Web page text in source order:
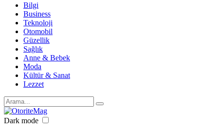
Bilgi
Business
Teknoloji
Otomobil
Güzellik
Sağlık
Anne & Bebek
Moda
Kültür & Sanat
Lezzet
Dark mode